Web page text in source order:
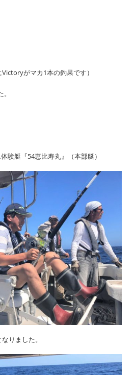
がマカ1本の釣果です）
験艇『54恵比寿丸』（本部艇）
りました。